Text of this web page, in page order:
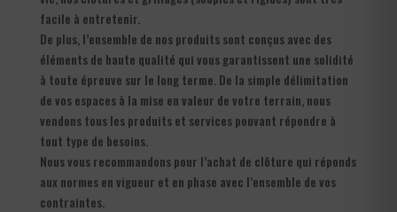
facile à entretenir.
De plus, l’ensemble de nos produits sont conçus avec des
éléments de haute qualité qui vous garantissent une solidité
à toute épreuve sur le long terme. De la simple délimitation
de vos espaces à la mise en valeur de votre terrain, nous
vendons tous les produits et services pouvant répondre à
tout type de besoins.
Nous vous recommandons pour l’achat de clôture qui réponds
aux normes en vigueur et en phase avec l’ensemble de vos
contraintes.